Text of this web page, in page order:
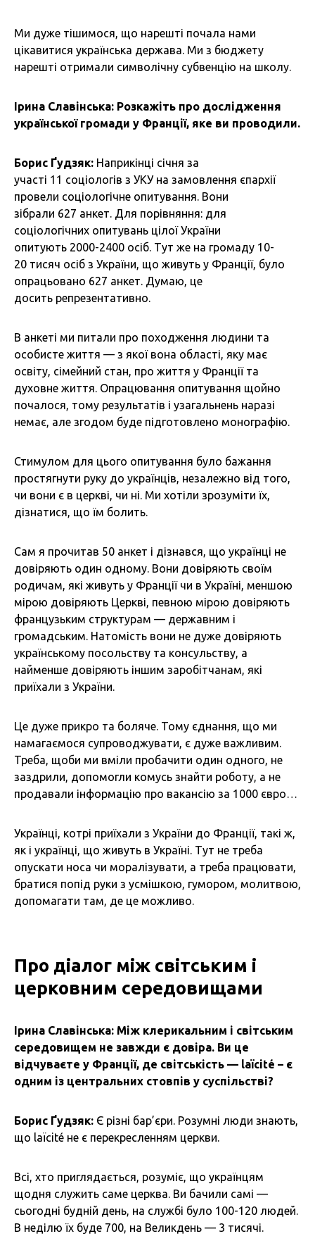
Ми дуже тішимося, що нарешті почала нами
цікавитися українська держава. Ми з бюджету
нарешті отримали символічну субвенцію на школу.
Ірина Славінська: Розкажіть про дослідження
української громади у Франції, яке ви проводили.
Борис Ґудзяк: Наприкінці січня за
участі 11 соціологів з УКУ на замовлення єпархії
провели соціологічне опитування. Вони
зібрали 627 анкет. Для порівняння: для
соціологічних опитувань цілої України
опитують 2000-2400 осіб. Тут же на громаду 10-
20 тисяч осіб з України, що живуть у Франції, було
опрацьовано 627 анкет. Думаю, це
досить репрезентативно.
В анкеті ми питали про походження людини та
особисте життя — з якої вона області, яку має
освіту, сімейний стан, про життя у Франції та
духовне життя. Опрацювання опитування щойно
почалося, тому результатів і узагальнень наразі
немає, але згодом буде підготовлено монографію.
Стимулом для цього опитування було бажання
простягнути руку до українців, незалежно від того,
чи вони є в церкві, чи ні. Ми хотіли зрозуміти їх,
дізнатися, що їм болить.
Сам я прочитав 50 анкет і дізнався, що українці не
довіряють один одному. Вони довіряють своїм
родичам, які живуть у Франції чи в Україні, меншою
мірою довіряють Церкві, певною мірою довіряють
французьким структурам — державним і
громадським. Натомість вони не дуже довіряють
українському посольству та консульству, а
найменше довіряють іншим заробітчанам, які
приїхали з України.
Це дуже прикро та боляче. Тому єднання, що ми
намагаємося супроводжувати, є дуже важливим.
Треба, щоби ми вміли пробачити один одного, не
заздрили, допомогли комусь знайти роботу, а не
продавали інформацію про вакансію за 1000 євро…
Українці, котрі приїхали з України до Франції, такі ж,
як і українці, що живуть в Україні. Тут не треба
опускати носа чи моралізувати, а треба працювати,
братися попід руки з усмішкою, гумором, молитвою,
допомагати там, де це можливо.
Про діалог між світським і
церковним середовищами
Ірина Славінська: Між клерикальним і світським
середовищем не завжди є довіра. Ви це
відчуваєте у Франції, де світськість — laïcité – є
одним із центральних стовпів у суспільстві?
Борис Ґудзяк: Є різні бар’єри. Розумні люди знають,
що laïcité не є перекресленням церкви.
Всі, хто приглядається, розуміє, що українцям
щодня служить саме церква. Ви бачили самі —
сьогодні будній день, на службі було 100-120 людей.
В неділю їх буде 700, на Великдень — 3 тисячі.